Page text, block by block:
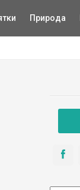
Природа